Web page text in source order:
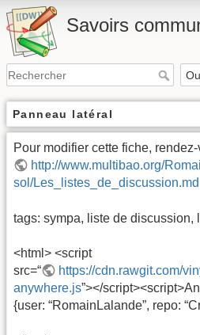
Savoirs
Panneau latéral
Pour modifier cette fiche,
http://www.multibao.org/
sol/Les_listes_de_discussion.md
tags: sympa, liste de discussion,
<html> <script
src=“
https://cdn.rawgit.com/
anywhere.js”></
{user: “RomainLalande”, repo: